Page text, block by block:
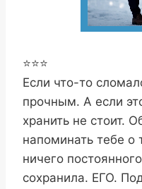
⭐⭐⭐
Если что-то
прочным. А если
хранить не стоит.
напоминать тебе о
ничего
сохранила. ЕГО.